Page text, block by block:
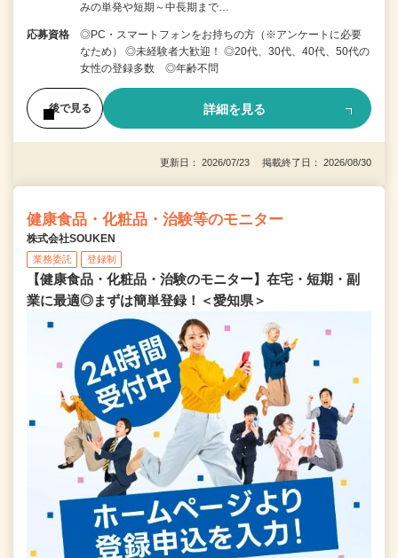
みの単発や短期～中長期まで…
応募資格
◎PC・スマートフォンをお持ちの方（※アンケートに必要
なため） ◎未経験者大歓迎！ ◎20代、30代、40代、50代の
女性の登録多数 ◎年齢不問
後で見る 詳細を見る
更新日： 2026/07/23 掲載終了日： 2026/08/30
健康食品・化粧品・治験等のモニター
株式会社SOUKEN
業務委託 登録制
【健康食品・化粧品・治験のモニター】在宅・短期・副
業に最適◎まずは簡単登録！＜愛知県＞